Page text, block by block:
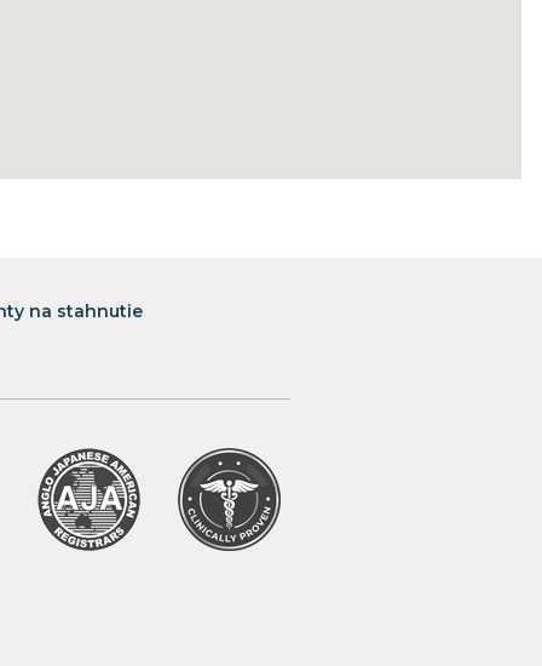
na stahnutie